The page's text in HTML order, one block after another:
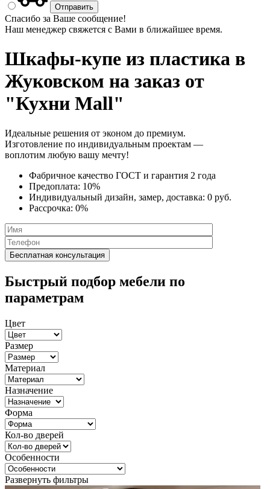
Спасибо за Ваше сообщение!
Наш менеджер свяжется с Вами в ближайшее время.
Шкафы-купе из пластика в
Жуковском на заказ от
"Кухни Mall"
Идеальные решения от эконом до премиум.
Изготовление по индивидуальным проектам —
воплотим любую вашу мечту!
Фабричное качество ГОСТ и гарантия 2 года
Предоплата: 10%
Индивидуальный дизайн, замер, доставка: 0 руб.
Рассрочка: 0%
Быстрый подбор мебели по
параметрам
Цвет
Размер
Материал
Назначение
Форма
Кол-во дверей
Особенности
Развернуть фильтры